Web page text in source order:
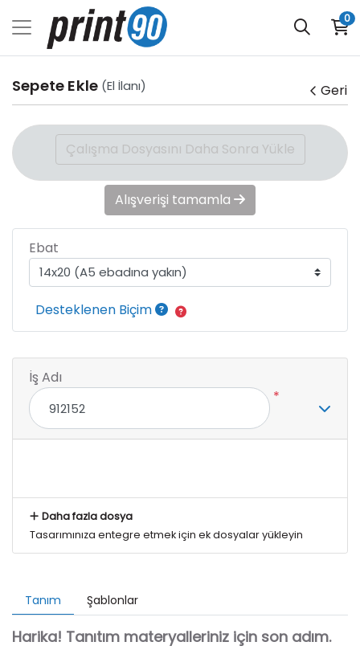
0
Sepete Ekle (El İlanı) Geri
Tanım Şablonlar
Harika! Tanıtım materyalleriniz için son adım.
Çalışma Dosyasını Daha Sonra Yükle
Alışverişi tamamla
Ebat
Desteklenen Biçim
İş Adı
*
Daha fazla dosya
Tasarımınıza entegre etmek için ek dosyalar yükleyin